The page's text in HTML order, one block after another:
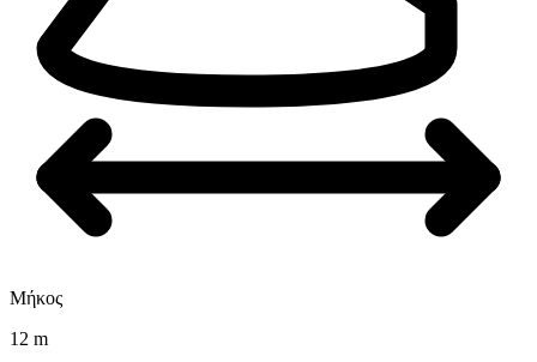
Μήκος
12 m